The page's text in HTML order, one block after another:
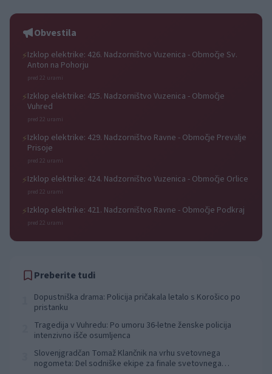
počitniški kino
Obvestila
⚡Izklop elektrike: 426. Nadzorništvo Vuzenica - Območje Sv.
Anton na Pohorju
pred 22 urami
⚡Izklop elektrike: 425. Nadzorništvo Vuzenica - Območje
Vuhred
pred 22 urami
⚡Izklop elektrike: 429. Nadzorništvo Ravne - Območje Prevalje
Prisoje
pred 22 urami
⚡Izklop elektrike: 424. Nadzorništvo Vuzenica - Območje Orlice
pred 22 urami
⚡Izklop elektrike: 421. Nadzorništvo Ravne - Območje Podkraj
pred 22 urami
Preberite tudi
Dopustniška drama: Policija pričakala letalo s Korošico po
pristanku
Tragedija v Vuhredu: Po umoru 36-letne ženske policija
intenzivno išče osumljenca
Slovenjgradčan Tomaž Klančnik na vrhu svetovnega
nogometa: Del sodniške ekipe za finale svetovnega